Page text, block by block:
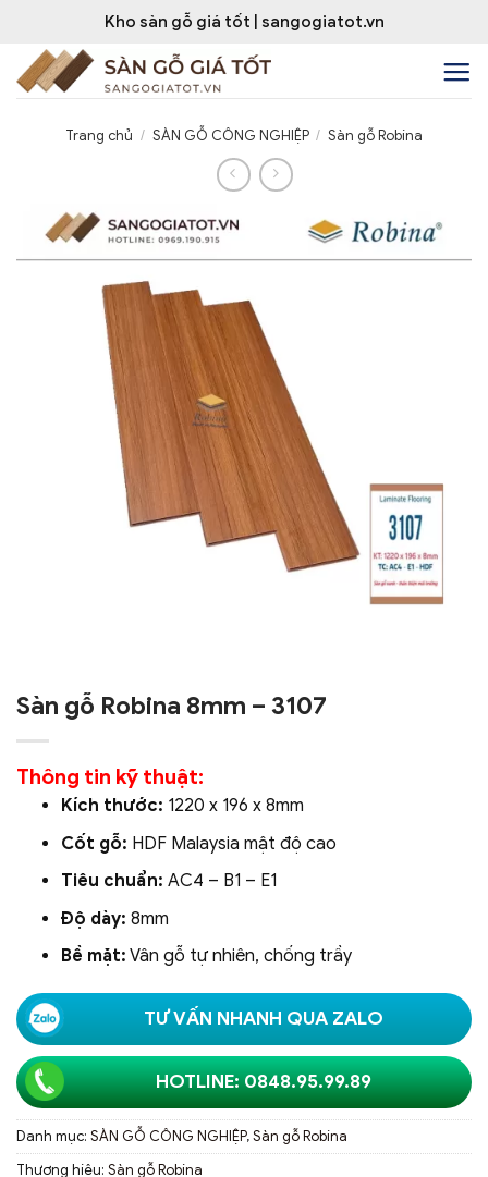
dung
Kho sàn gỗ giá tốt | sangogiatot.vn
Trang chủ / SÀN GỖ CÔNG NGHIỆP / Sàn gỗ Robina
Sàn gỗ Robina 8mm – 3107
Thông tin kỹ thuật:
Kích thước: 1220 x 196 x 8mm
Cốt gỗ: HDF Malaysia mật độ cao
Tiêu chuẩn: AC4 – B1 – E1
Độ dày: 8mm
Bề mặt: Vân gỗ tự nhiên, chống trầy
TƯ VẤN NHANH QUA ZALO
HOTLINE: 0848.95.99.89
Danh mục: SÀN GỖ CÔNG NGHIỆP,Sàn gỗ Robina
Thương hiệu: Sàn gỗ Robina